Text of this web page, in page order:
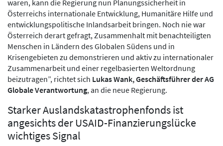
waren, kann die Regierung nun Planungssicherheit in
Österreichs internationale Entwicklung, Humanitäre Hilfe und
entwicklungspolitische Inlandsarbeit bringen. Noch nie war
Österreich derart gefragt, Zusammenhalt mit benachteiligten
Menschen in Ländern des Globalen Südens und in
Krisengebieten zu demonstrieren und aktiv zu internationaler
Zusammenarbeit und einer regelbasierten Weltordnung
beizutragen”, richtet sich Lukas Wank, Geschäftsführer der AG
Globale Verantwortung, an die neue Regierung.
Starker Auslandskatastrophenfonds ist
angesichts der USAID-Finanzierungslücke
wichtiges Signal